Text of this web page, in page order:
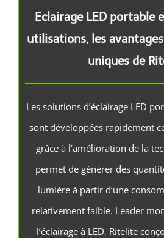
Eclairage LED portable
utilisations, les
uniques de
Les solutions d’éclairage LED
sont développées rapidement
grâce à l’amélioration de la
permet de générer des
lumière à partir d’une
relativement faible. Leader
l’éclairage à LED, Ritelite